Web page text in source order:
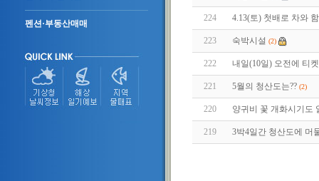
펜션·부동산매매
224 4.13(토) 첫배로 차와
223 숙박시설 (2)
222 내일(10일) 오전에 티
221 5월의 청산도는?? (2)
220 양귀비 꽃 개화시기도
219 3박4일간 청산도에 머